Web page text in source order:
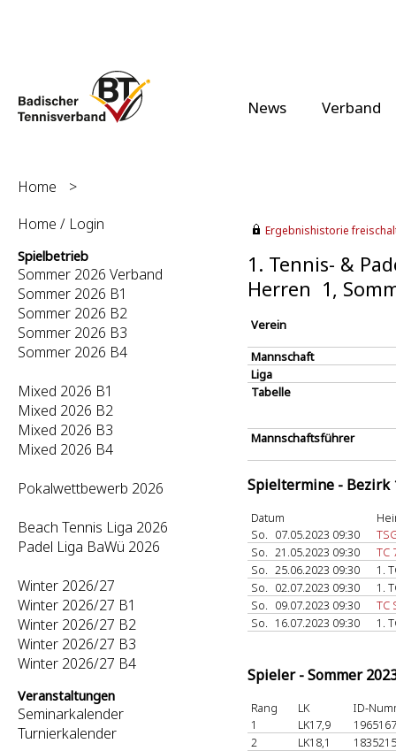
News Verband
Home
>
Home / Login
Spielbetrieb
Sommer 2026 Verband
Sommer 2026 B1
Sommer 2026 B2
Sommer 2026 B3
Sommer 2026 B4
Mixed 2026 B1
Mixed 2026 B2
Mixed 2026 B3
Mixed 2026 B4
Pokalwettbewerb 2026
Beach Tennis Liga 2026
Padel Liga BaWü 2026
Winter 2026/27
Winter 2026/27 B1
Winter 2026/27 B2
Winter 2026/27 B3
Winter 2026/27 B4
Veranstaltungen
Seminarkalender
Turnierkalender
Ergebnishistorie
1. Tennis- &
Herren 1,
Verein
Mannschaft
Liga
Tabelle
Mannschaftsführer
Spieltermine - Bezirk
Datum
So. 07.05.2023 09:30
So. 21.05.2023 09:30
TC
So. 25.06.2023 09:30
1.
So. 02.07.2023 09:30
1.
So. 09.07.2023 09:30
TC
So. 16.07.2023 09:30 1.
Spieler - Sommer
Rang LK
ID-
1
LK17,9
2
LK18,1